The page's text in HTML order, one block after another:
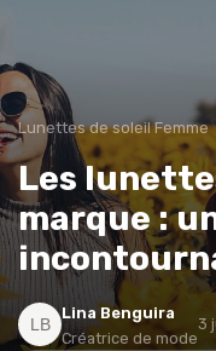
Lunettes de soleil Femme
Les
marque :
Lina Benguira
Créatrice de mode
3